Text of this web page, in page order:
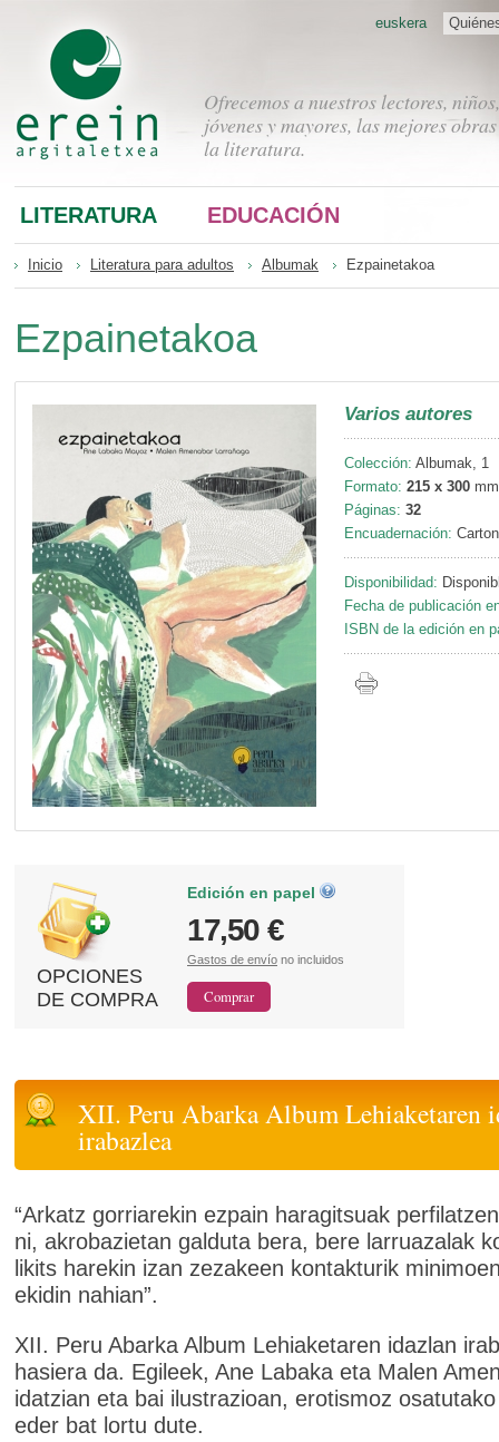
Ofrecemos a nuestros lectores, niños,
jóvenes y mayores, las mejores
la literatura.
euskera
LITERATURA EDUCACIÓN
Inicio Literatura para adultos Albumak Ezpainetakoa
Ezpainetakoa
Varios autores
Colección: Albumak, 1
Formato: 215 x 300 mm
Páginas: 32
Encuadernación:
Disponibilidad:
Fecha de publicación
ISBN de la edición en
OPCIONES
DE COMPRA
Edición en papel
17,50 €
Gastos de envío no incluidos
XII. Peru Abarka Album Lehiaketaren
irabazlea
“Arkatz gorriarekin ezpain haragitsuak
ni, akrobazietan galduta bera, bere larruazalak
likits harekin izan zezakeen kontakturik
ekidin nahian”.
XII. Peru Abarka Album Lehiaketaren idazlan
hasiera da. Egileek, Ane Labaka eta Malen
idatzian eta bai ilustrazioan, erotismoz
eder bat lortu dute.